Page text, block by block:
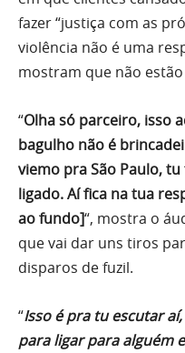
fazer “justiça com as
violência não é uma
mostram que não
“Olha só parceiro, isso
bagulho não é
viemo pra São Paulo,
ligado. Aí fica na tua
ao fundo]“, mostra o
que vai dar uns tiros
disparos de fuzil.
“Isso é pra tu escutar
para ligar para alguém